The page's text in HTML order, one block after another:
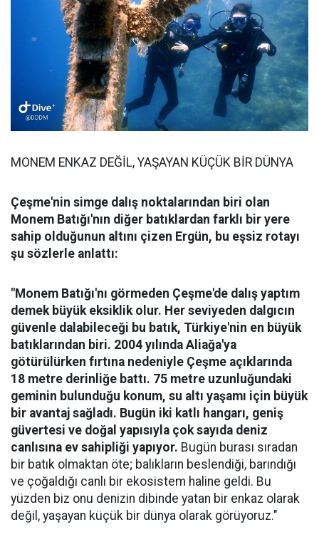
MONEM ENKAZ DEĞİL, YAŞAYAN KÜÇÜK BİR DÜNYA
Çeşme'nin simge dalış noktalarından biri olan
Monem Batığı'nın diğer batıklardan farklı bir yere
sahip olduğunun altını çizen Ergün, bu eşsiz rotayı
şu sözlerle anlattı:
"Monem Batığı'nı görmeden Çeşme'de dalış yaptım
demek büyük eksiklik olur. Her seviyeden dalgıcın
güvenle dalabileceği bu batık, Türkiye'nin en büyük
batıklarından biri. 2004 yılında Aliağa'ya
götürülürken fırtına nedeniyle Çeşme açıklarında
18 metre derinliğe battı. 75 metre uzunluğundaki
geminin bulunduğu konum, su altı yaşamı için büyük
bir avantaj sağladı. Bugün iki katlı hangarı, geniş
güvertesi ve doğal yapısıyla çok sayıda deniz
canlısına ev sahipliği yapıyor. Bugün burası sıradan
bir batık olmaktan öte; balıkların beslendiği, barındığı
ve çoğaldığı canlı bir ekosistem haline geldi. Bu
yüzden biz onu denizin dibinde yatan bir enkaz olarak
değil, yaşayan küçük bir dünya olarak görüyoruz."